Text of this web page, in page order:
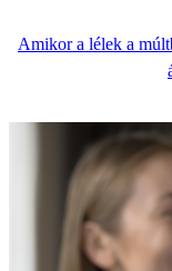
Amikor a lélek a